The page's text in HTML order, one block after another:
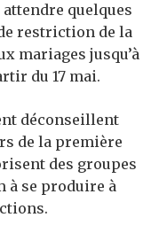
quelques
restriction de la
mariages jusqu’à
du 17 mai.
déconseillent
de la première
des groupes
à se produire à